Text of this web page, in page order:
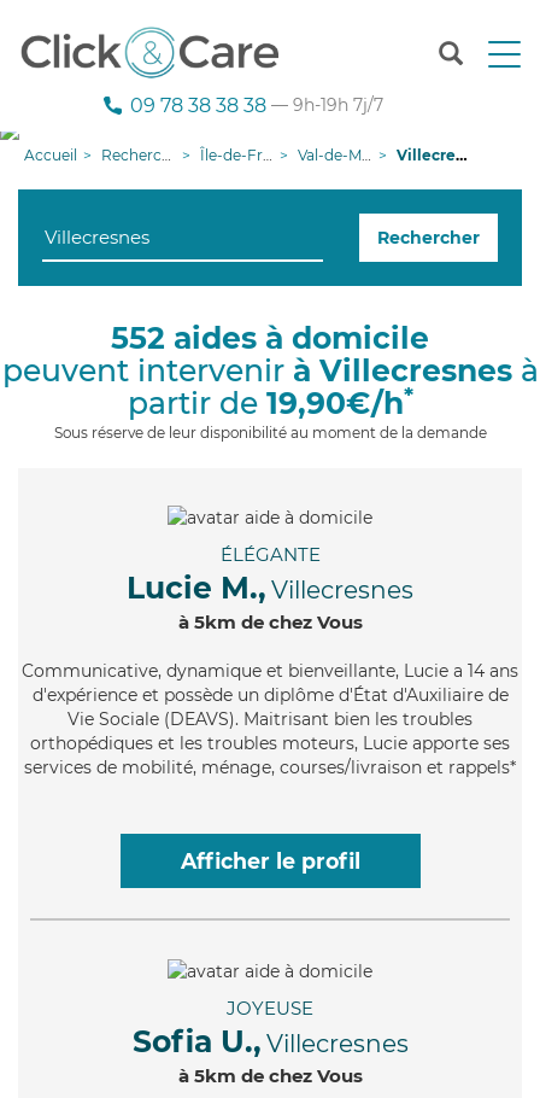
T
n
g
i
09 78 38 38 38 — 9h-19h 7j/7
Accueil Recherche aide à domicile Île-de-France Val-de-Marne Villecresnes
Rechercher
552 aides à domicile
peuvent intervenir à Villecresnesà
partir de 19,90€/h*
Sous réserve de leur disponibilité au moment de la demande
ÉLÉGANTE
Lucie M., Villecresnes
à 5km de chez Vous
Communicative, dynamique et bienveillante, Lucie a 14 ans
d'expérience et possède un diplôme d'État d'Auxiliaire de
Vie Sociale (DEAVS). Maitrisant bien les troubles
orthopédiques et les troubles moteurs, Lucie apporte ses
services de mobilité, ménage, courses/livraison et rappels*
Afficher le profil
JOYEUSE
Sofia U., Villecresnes
à 5km de chez Vous